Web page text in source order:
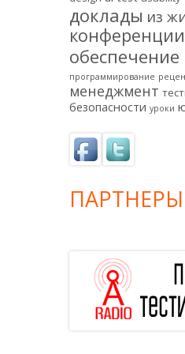
доклады из
конференции
обеспечение
программирование
менеджмент
безопасности уроки
ПАРТНЕРЫ